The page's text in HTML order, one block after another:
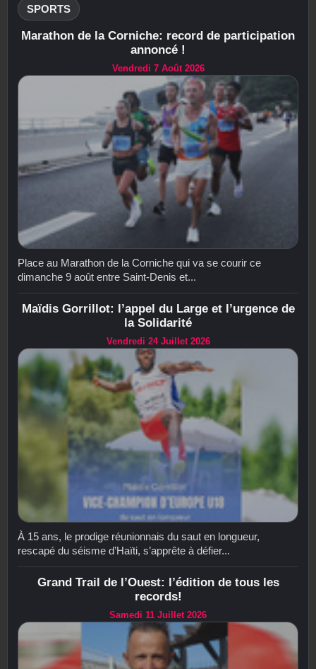
SPORTS
Marathon de la Corniche: record de participation
annoncé !
Vendredi 7 Août 2026
Place au Marathon de la Corniche qui va se courir ce
dimanche 9 août entre Saint-Denis et...
Maïdis Gorrillot: l’appel du Large et l’urgence de
la Solidarité
Vendredi 24 Juillet 2026
À 15 ans, le prodige réunionnais du saut en longueur,
rescapé du séisme d’Haïti, s’apprête à défier...
Grand Trail de l’Ouest: l’édition de tous les
records!
Samedi 11 Juillet 2026